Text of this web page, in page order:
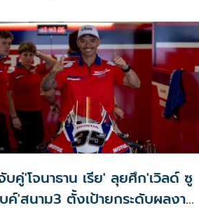
ระเทศฮังการี ท่ามกลางการติดตามของแฟน
สปอร์ตทั่วโลก
คู่'โจนาธาน เรีย' ลุยศึก'เวิลด์ ซู
บค์'สนาม3 ตั้งเป้ายกระดับผลงาน